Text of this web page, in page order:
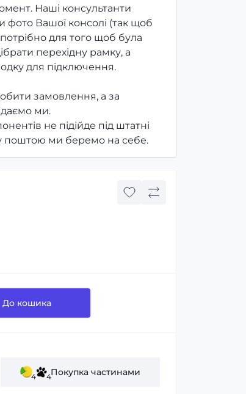
Наші консультанти
фото Вашої консолі (так щоб
для того щоб була
перехідну рамку, а
для підключення.
замовлення, а за
ми.
не підійде під штатні
поштою ми беремо на себе.
До кошика
4 4Покупка частинами